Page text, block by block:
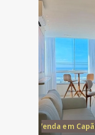
Mar à Venda em